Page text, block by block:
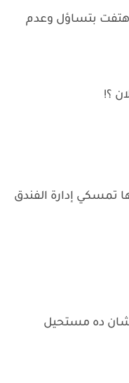
بتساؤل وعدم
؟!
تمسكي إدارة الفندق
ده مستحيل